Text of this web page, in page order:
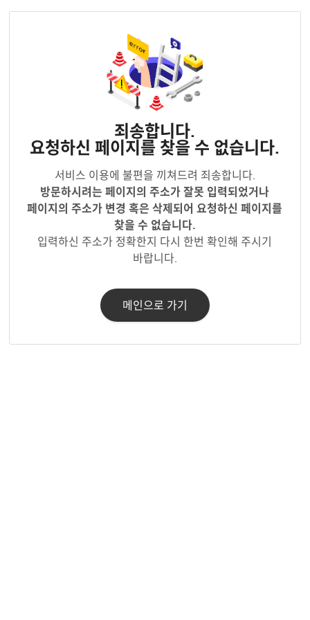
죄송합니다.
요청하신 페이지를 찾을 수 없습니다.
서비스 이용에 불편을 끼쳐드려 죄송합니다.
방문하시려는 페이지의 주소가 잘못 입력되었거나
페이지의 주소가 변경 혹은 삭제되어 요청하신 페이지를
찾을 수 없습니다.
입력하신 주소가 정확한지 다시 한번 확인해 주시기
바랍니다.
메인으로 가기